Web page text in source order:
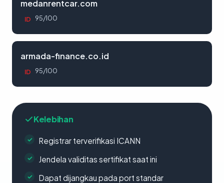
medanrentcar.com
ID 95/100
armada-finance.co.id
ID 95/100
Kelebihan
Registrar terverifikasi ICANN
Jendela validitas sertifikat saat ini
Dapat dijangkau pada port standar